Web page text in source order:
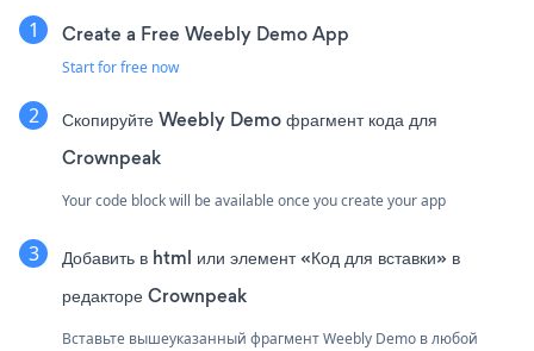
Create a Free Weebly Demo App
Start for free now
Скопируйте Weebly Demo фрагмент кода для
Crownpeak
Your code block will be available once you create your app
Добавить в html или элемент «Код для вставки» в
редакторе Crownpeak
Вставьте вышеуказанный фрагмент Weebly Demo в любой